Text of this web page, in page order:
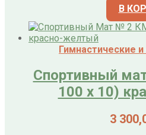
В
Гимнастические
Спортивный
100 х 10)
3